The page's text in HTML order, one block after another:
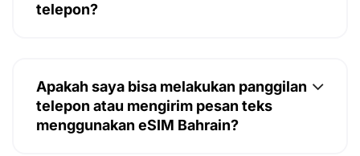
telepon?
Apakah saya bisa melakukan panggilan
telepon atau mengirim pesan teks
menggunakan eSIM Bahrain?